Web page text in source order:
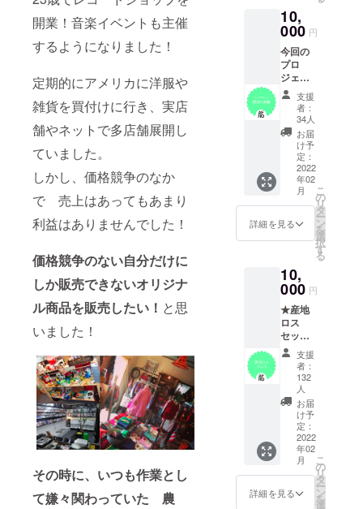
開業！音楽イベントも主催
するようになりました！
定期的にアメリカに洋服や
雑貨を買付けに行き、実店
舗やネットで多店舗展開し
ていました。
しかし、価格競争のなか
で 売上はあってもあまり
利益はありませんでした！
価格競争のない自分だけに
しか販売できないオリジナ
ル商品を販売したい！ と思
いました！
その時に、いつも作業とし
て嫌々関わっていた 農
：
セット
内容 / ア
フロ写
真集2
冊・お
礼のお
手紙・
アフロ
ステッ
カー
10,
000 円
今回の
プロ
ジェク
トでリ
ノベー
ション
したア
パート
での宿
泊と畑
での体
験がで
きま
す。
farm is
freedo
業はも
ちろ
ん、何
もしな
い、
YOGA
、撮影
（商的
利用は
不可）
女子
会、な
どなど
使い方
はあな
た次
第！※農
作業に
支援
者：
34人
お届
け予
定：
2022
年02
月
詳細を見る
こ
の
リ
タ
ー
ン
を
選
択
す
る
10,
000 円
★産地
ロス
セット
★ 規
格外で
廃棄さ
れてし
まうア
フロ
きゃべ
つ・ア
フロ
コーン
を使っ
た商品
支援
者：
132
人
お届
け予
定：
2022
年02
月
詳細を見る
こ
の
リ
タ
ー
ン
を
選